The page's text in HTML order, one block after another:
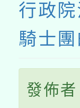
行政
騎士
發佈